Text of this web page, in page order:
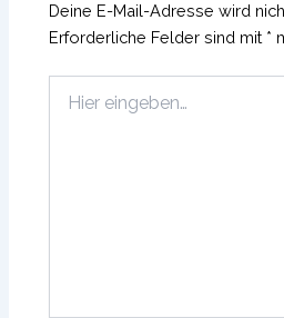
Deine E-Mail-Adresse wird
Erforderliche Felder sind mit *
eingeben…